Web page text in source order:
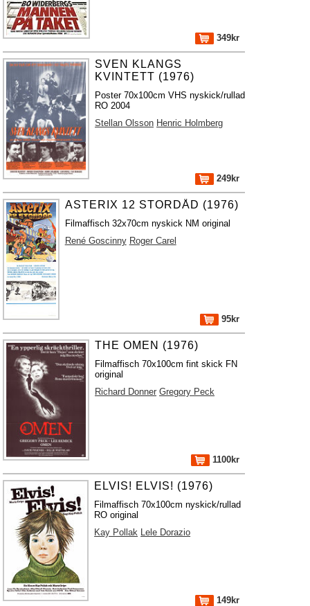
349kr
SVEN KLANGS
KVINTETT (1976)
Poster 70x100cm VHS nyskick/rullad
RO 2004
Stellan Olsson Henric Holmberg
249kr
ASTERIX 12 STORDÅD (1976)
Filmaffisch 32x70cm nyskick NM original
René Goscinny Roger Carel
95kr
THE OMEN (1976)
Filmaffisch 70x100cm fint skick FN
original
Richard Donner Gregory Peck
1100kr
ELVIS! ELVIS! (1976)
Filmaffisch 70x100cm nyskick/rullad
RO original
Kay Pollak Lele Dorazio
149kr